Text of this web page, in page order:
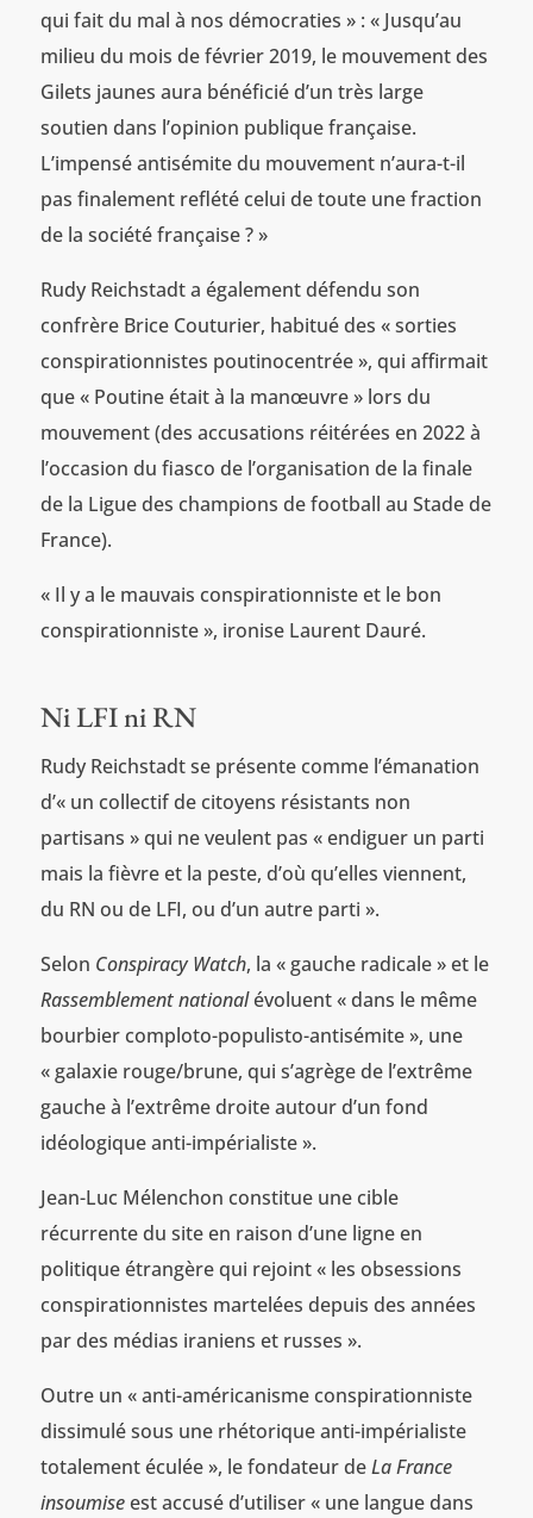
qui fait du mal à nos démocraties » : « Jusqu’au
milieu du mois de février 2019, le mouvement des
Gilets jaunes aura bénéficié d’un très large
soutien dans l’opinion publique française.
L’impensé antisémite du mouvement n’aura-t-il
pas finalement reflété celui de toute une fraction
de la société française ? »
Rudy Reichstadt a également défendu son
confrère Brice Couturier, habitué des « sorties
conspirationnistes poutinocentrée », qui affirmait
que « Poutine était à la manœuvre » lors du
mouvement (des accusations réitérées en 2022 à
l’occasion du fiasco de l’organisation de la finale
de la Ligue des champions de football au Stade de
France).
« Il y a le mauvais conspirationniste et le bon
conspirationniste », ironise Laurent Dauré.
Ni LFI ni RN
Rudy Reichstadt se présente comme l’émanation
d’« un collectif de citoyens résistants non
partisans » qui ne veulent pas « endiguer un parti
mais la fièvre et la peste, d’où qu’elles viennent,
du RN ou de LFI, ou d’un autre parti ».
Selon Conspiracy Watch, la « gauche radicale » et le
Rassemblement nationalévoluent « dans le même
bourbier comploto-populisto-antisémite », une
« galaxie rouge/brune, qui s’agrège de l’extrême
gauche à l’extrême droite autour d’un fond
idéologique anti-impérialiste ».
Jean-Luc Mélenchon constitue une cible
récurrente du site en raison d’une ligne en
politique étrangère qui rejoint « les obsessions
conspirationnistes martelées depuis des années
par des médias iraniens et russes ».
Outre un « anti-américanisme conspirationniste
dissimulé sous une rhétorique anti-impérialiste
totalement éculée », le fondateur deLa France
insoumiseest accusé d’utiliser « une langue dans